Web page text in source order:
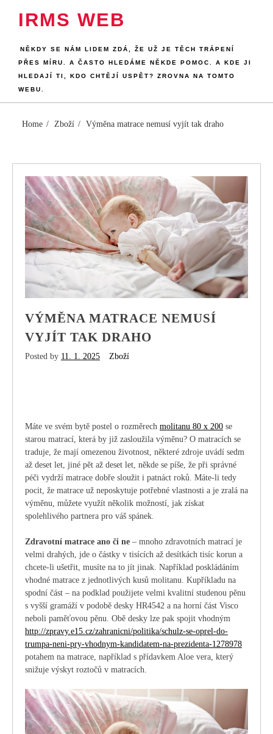
IRMS WEB
NĚKDY SE NÁM LIDEM ZDÁ, ŽE UŽ JE TĚCH TRÁPENÍ
PŘES MÍRU. A ČASTO HLEDÁME NĚKDE POMOC. A KDE JI
HLEDAJÍ TI, KDO CHTĚJÍ USPĚT? ZROVNA NA TOMTO
WEBU.
Home Zboží Výměna matrace nemusí vyjít tak draho
VÝMĚNA MATRACE NEMUSÍ
VYJÍT TAK DRAHO
Posted by 11. 1. 2025 Zboží
Máte ve svém bytě postel o rozměrech molitanu 80 x 200 se
starou matrací, která by již zasloužila výměnu? O matracích se
traduje, že mají omezenou životnost, některé zdroje uvádí sedm
až deset let, jiné pět až deset let, někde se píše, že při správné
péči vydrží matrace dobře sloužit i patnáct roků. Máte-li tedy
pocit, že matrace už neposkytuje potřebné vlastnosti a je zralá na
výměnu, můžete využít několik možností, jak získat
spolehlivého partnera pro váš spánek.
Zdravotní matrace ano či ne – mnoho zdravotních matrací je
velmi drahých, jde o částky v tisících až desítkách tisíc korun a
chcete-li ušetřit, musíte na to jít jinak. Například poskládáním
vhodné matrace z jednotlivých kusů molitanu. Kupříkladu na
spodní část – na podklad použijete velmi kvalitní studenou pěnu
s vyšší gramáží v podobě desky HR4542 a na horní část Visco
neboli paměťovou pěnu. Obě desky lze pak spojit vhodným
http://zpravy.e15.cz/zahranicni/politika/schulz-se-oprel-do-
trumpa-neni-pry-vhodnym-kandidatem-na-prezidenta-1278978
potahem na matrace, například s přídavkem Aloe vera, který
snižuje výskyt roztočů v matracích.